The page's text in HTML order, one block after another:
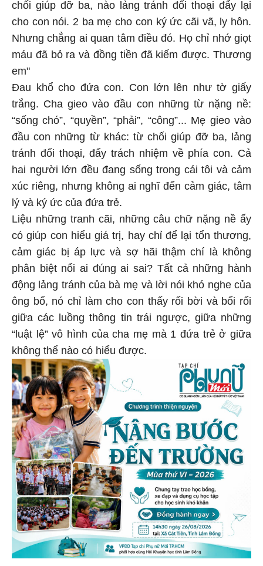
chối giúp đỡ ba, nào lảng tránh đối thoại đẩy lại
cho con nói. 2 ba mẹ cho con ký ức cãi vã, ly hôn.
Nhưng chẳng ai quan tâm điều đó. Họ chỉ nhớ giọt
máu đã bỏ ra và đồng tiền đã kiếm được. Thương
em"
Đau khổ cho đứa con. Con lớn lên như tờ giấy
trắng. Cha gieo vào đầu con những từ nặng nề:
“sống chó”, “quyền”, “phải”, “công”... Mẹ gieo vào
đầu con những từ khác: từ chối giúp đỡ ba, lảng
tránh đối thoại, đẩy trách nhiệm về phía con. Cả
hai người lớn đều đang sống trong cái tôi và cảm
xúc riêng, nhưng không ai nghĩ đến cảm giác, tâm
lý và ký ức của đứa trẻ.
Liệu những tranh cãi, những câu chữ nặng nề ấy
có giúp con hiểu giá trị, hay chỉ để lại tổn thương,
cảm giác bị áp lực và sợ hãi thậm chí là không
phân biệt nổi ai đúng ai sai? Tất cả những hành
động lảng tránh của bà mẹ và lời nói khó nghe của
ông bố, nó chỉ làm cho con thấy rối bời và bối rối
giữa các luồng thông tin trái ngược, giữa những
“luật lệ” vô hình của cha mẹ mà 1 đứa trẻ ở giữa
không thể nào có hiểu được.